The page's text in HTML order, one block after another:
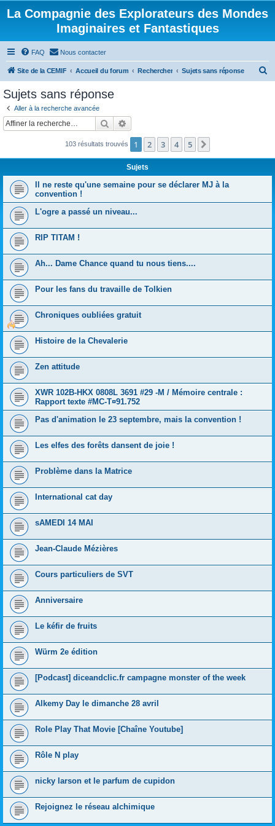
La Compagnie des Explorateurs des Mondes
Imaginaires et Fantastiques
FAQ Nous contacter
Site de la CEMIF Accueil du forum Rechercher Sujets sans réponse
c
r
Sujets sans réponse
Aller à la recherche avancée
Rechercher
103 résultats trouvés 1 2 3 4 5
Sujets
Il ne reste qu'une semaine pour se déclarer MJ à la
convention !
L'ogre a passé un niveau...
RIP TITAM !
Ah... Dame Chance quand tu nous tiens....
Pour les fans du travaille de Tolkien
Chroniques oubliées gratuit
Histoire de la Chevalerie
Zen attitude
XWR 102B-HKX 0808L 3691 #29 -M / Mémoire centrale :
Rapport texte #MC-T¤91.752
Pas d'animation le 23 septembre, mais la convention !
Les elfes des forêts dansent de joie !
Problème dans la Matrice
International cat day
sAMEDI 14 MAI
Jean-Claude Mézières
Cours particuliers de SVT
Anniversaire
Le kéfir de fruits
Würm 2e édition
[Podcast] diceandclic.fr campagne monster of the week
Alkemy Day le dimanche 28 avril
Role Play That Movie [Chaîne Youtube]
Rôle N play
nicky larson et le parfum de cupidon
Rejoignez le réseau alchimique